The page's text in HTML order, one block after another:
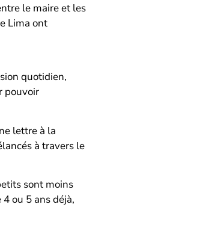
le maire et les
Lima ont
quotidien,
pouvoir
lettre à la
à travers le
sont moins
ou 5 ans déjà,